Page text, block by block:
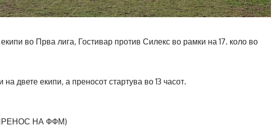
во Прва лига, Гостивар против Силекс во рамки на 17. коло во
двете екипи, а преносот стартува во 13 часот.
НА ФФМ)